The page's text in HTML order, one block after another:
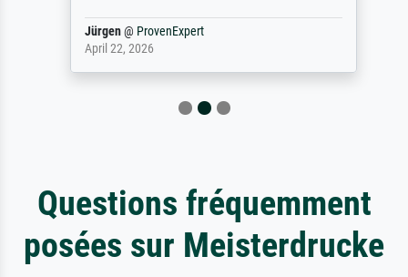
Jürgen@ProvenExpert
April 22, 2026
Questions fréquemment
posées sur Meisterdrucke